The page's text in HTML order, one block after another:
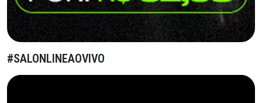
#SALONLINEAOVIVO